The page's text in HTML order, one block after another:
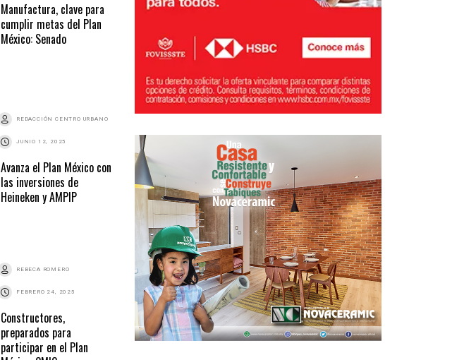
Manufactura, clave para
cumplir metas del Plan
México: Senado
REDACCIÓN CENTRO URBANO
JUNIO 12, 2025
Avanza el Plan México con
las inversiones de
Heineken y AMPIP
REBECA ROMERO
FEBRERO 24, 2025
Constructores,
preparados para
participar en el Plan